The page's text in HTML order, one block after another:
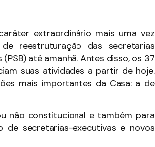
extraordinário mais uma vez
reestruturação das secretarias
até amanhã. Antes disso, os 37
suas atividades a partir de hoje.
mais importantes da Casa: a de
não constitucional e também para
de secretarias-executivas e novos